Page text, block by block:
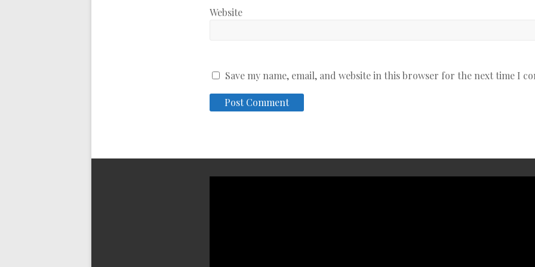
Website
Save my name, email, and website in this browser for the next time I